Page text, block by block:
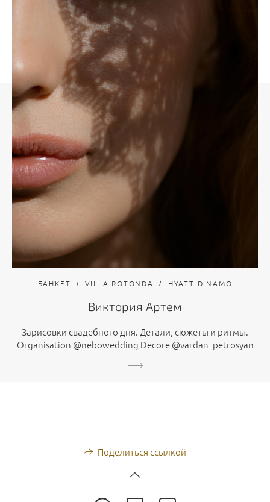
БАНКЕТ VILLA ROTONDA HYATT DINAMO
Виктория Артем
Зарисовки свадебного дня. Детали, сюжеты и ритмы.
Organisation @nebowedding Decore @vardan_petrosyan
Поделиться ссылкой